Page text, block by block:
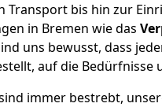
Transport bis hin zur
in Bremen wie das
uns bewusst, dass
auf die Bedürfnisse
immer bestrebt,